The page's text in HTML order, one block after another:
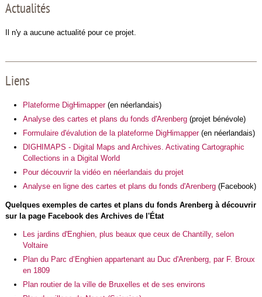
Actualités
Il n'y a aucune actualité pour ce projet.
Liens
Plateforme DigHimapper(en néerlandais)
Analyse des cartes et plans du fonds d'Arenberg(projet bénévole)
Formulaire d'évalution de la plateforme DigHimapper(en néerlandais)
DIGHIMAPS - Digital Maps and Archives. Activating Cartographic
Collections in a Digital World
Pour découvrir la vidéo en néerlandais du projet
Analyse en ligne des cartes et plans du fonds d'Arenberg(Facebook)
Quelques exemples de cartes et plans du fonds Arenberg à découvrir
sur la page Facebook des Archives de l'État
Les jardins d'Enghien, plus beaux que ceux de Chantilly, selon
Voltaire
Plan du Parc d’Enghien appartenant au Duc d'Arenberg, par F. Broux
en 1809
Plan routier de la ville de Bruxelles et de ses environs